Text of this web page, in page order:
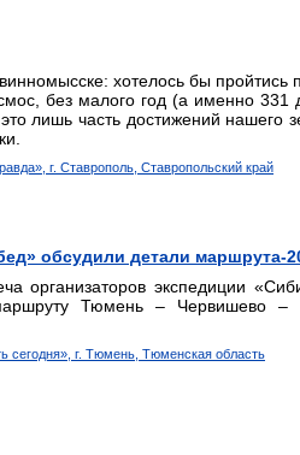
хотелось бы пройтись
без малого год (а именно 331
лишь часть достижений нашего
г. Ставрополь, Ставропольский край
обсудили детали маршрута-
организаторов экспедиции
Тюмень – Червишево –
сегодня», г. Тюмень, Тюменская область